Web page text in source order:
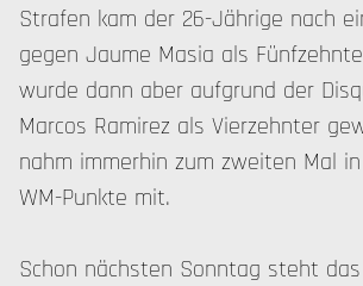
Strafen kam der 26-Jährige nach
gegen Jaume Masia als
wurde dann aber aufgrund der
Marcos Ramirez als Vierzehnter
nahm immerhin zum zweiten Mal
WM-Punkte mit.
Schon nächsten Sonntag steht